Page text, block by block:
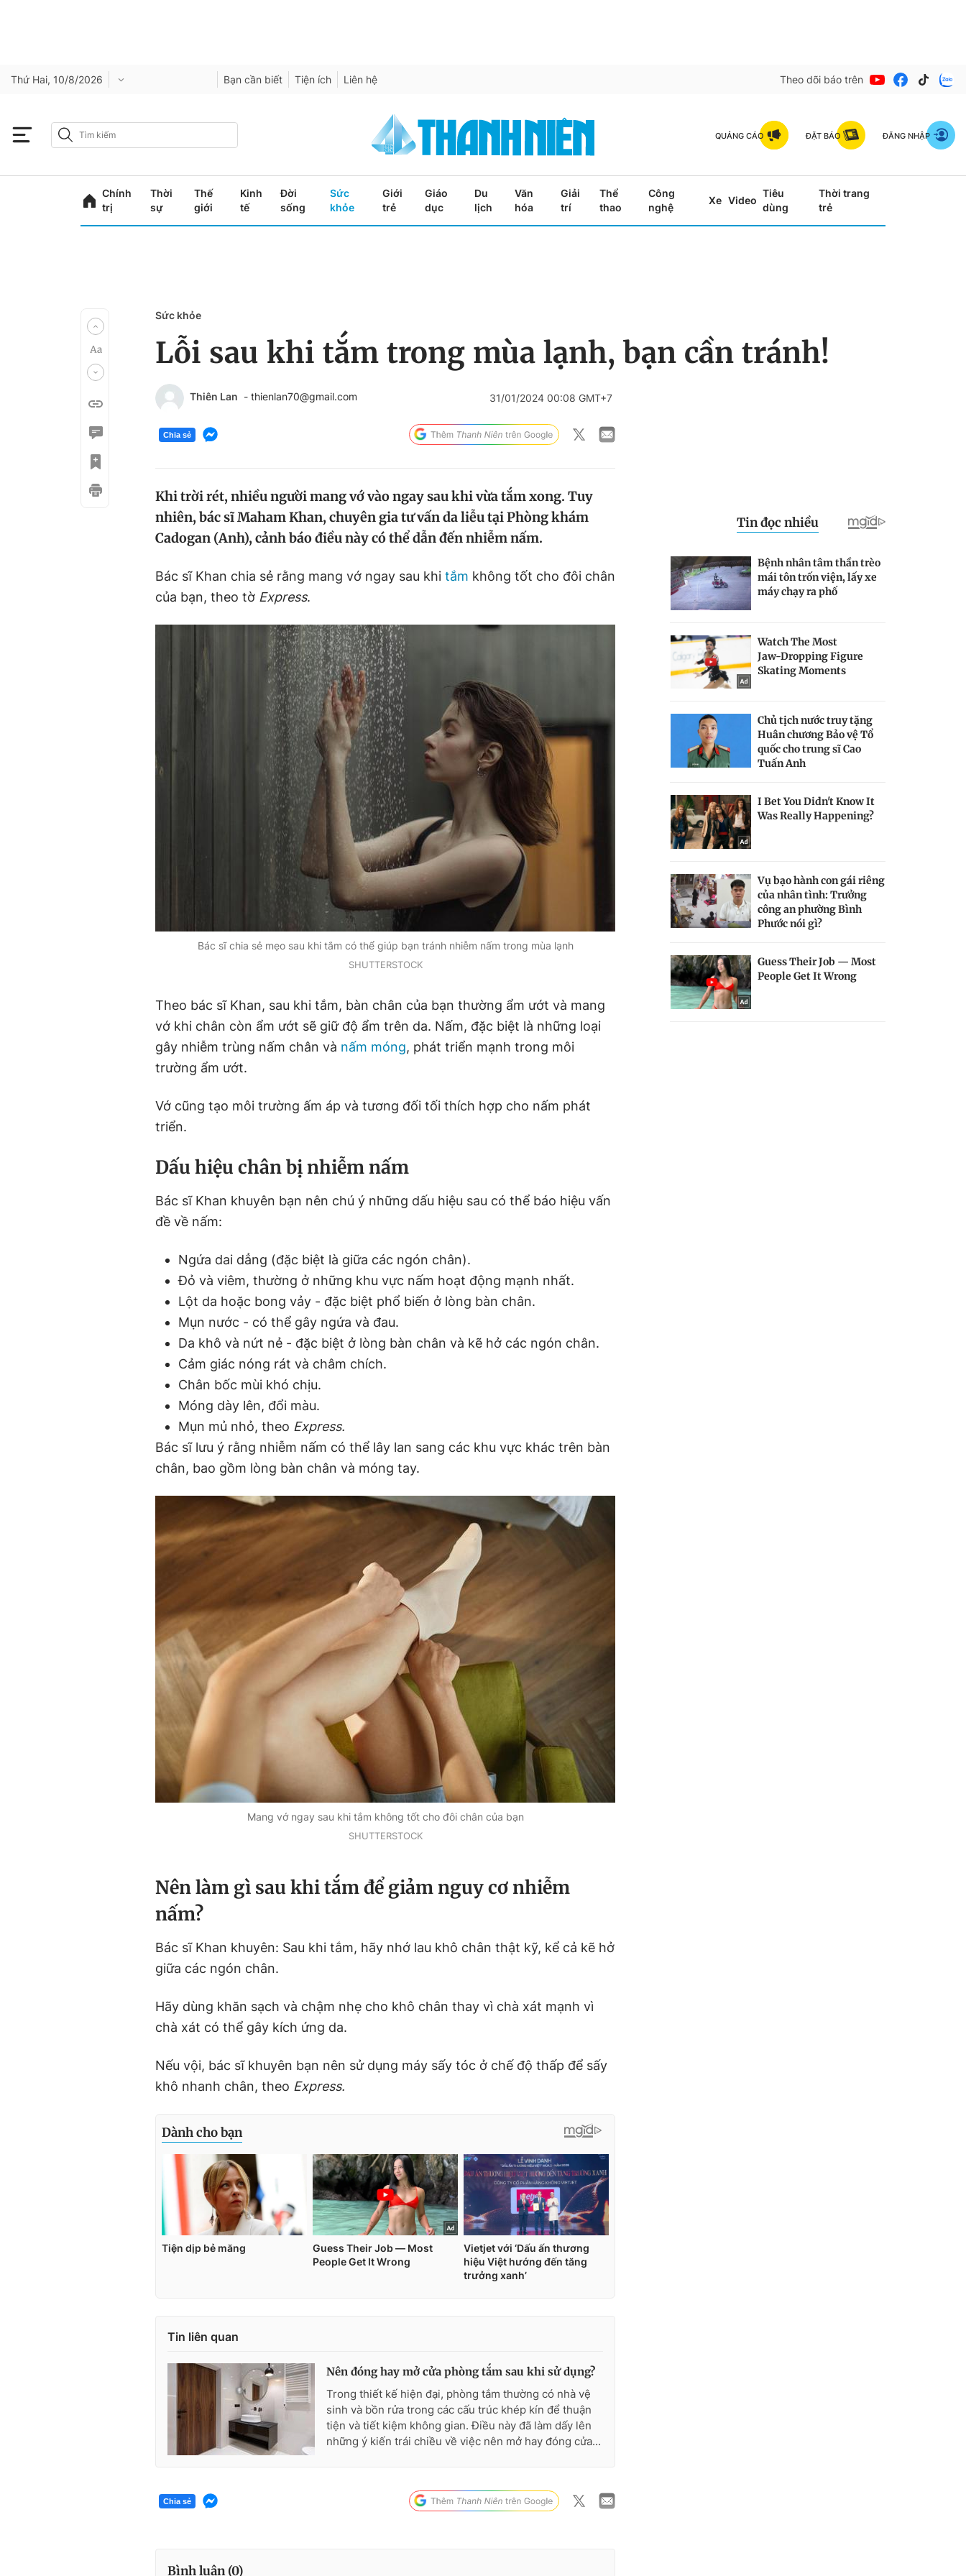
Thứ Hai, 10/8/2026 Bạn cần biết Tiện ích Liên hệ Theo dõi báo trên
QUẢNG CÁO ĐẶT BÁO ĐĂNG NHẬP
Chính
trị
Thời
sự
Thế
giới
Kinh
tế
Đời
sống
Sức
khỏe
Giới
trẻ
Giáo
dục
Du
lịch
Văn
hóa
Giải
trí
Thể
thao
Công
nghệ
Xe Video
Tiêu
dùng
Thời trang
trẻ
Sức khỏe
Lỗi sau khi tắm trong mùa lạnh, bạn cần tránh!
Thiên Lan - thienlan70@gmail.com 31/01/2024 00:08 GMT+7
Chia sẻ
Khi trời rét, nhiều người mang vớ vào ngay sau khi vừa tắm xong. Tuy
nhiên, bác sĩ Maham Khan, chuyên gia tư vấn da liễu tại Phòng khám
Cadogan (Anh), cảnh báo điều này có thể dẫn đến nhiễm nấm.
Bác sĩ Khan chia sẻ rằng mang vớ ngay sau khi tắm không tốt cho đôi chân
của bạn, theo tờ Express.
Bác sĩ chia sẻ mẹo sau khi tắm có thể giúp bạn tránh nhiễm nấm trong mùa lạnh
SHUTTERSTOCK
Theo bác sĩ Khan, sau khi tắm, bàn chân của bạn thường ẩm ướt và mang
vớ khi chân còn ẩm ướt sẽ giữ độ ẩm trên da. Nấm, đặc biệt là những loại
gây nhiễm trùng nấm chân và nấm móng, phát triển mạnh trong môi
trường ẩm ướt.
Vớ cũng tạo môi trường ấm áp và tương đối tối thích hợp cho nấm phát
triển.
Dấu hiệu chân bị nhiễm nấm
Bác sĩ Khan khuyên bạn nên chú ý những dấu hiệu sau có thể báo hiệu vấn
đề về nấm:
Ngứa dai dẳng (đặc biệt là giữa các ngón chân).
Đỏ và viêm, thường ở những khu vực nấm hoạt động mạnh nhất.
Lột da hoặc bong vảy - đặc biệt phổ biến ở lòng bàn chân.
Mụn nước - có thể gây ngứa và đau.
Da khô và nứt nẻ - đặc biệt ở lòng bàn chân và kẽ hở các ngón chân.
Cảm giác nóng rát và châm chích.
Chân bốc mùi khó chịu.
Móng dày lên, đổi màu.
Mụn mủ nhỏ, theo Express.
Bác sĩ lưu ý rằng nhiễm nấm có thể lây lan sang các khu vực khác trên bàn
chân, bao gồm lòng bàn chân và móng tay.
Mang vớ ngay sau khi tắm không tốt cho đôi chân của bạn
SHUTTERSTOCK
Nên làm gì sau khi tắm để giảm nguy cơ nhiễm
nấm?
Bác sĩ Khan khuyên: Sau khi tắm, hãy nhớ lau khô chân thật kỹ, kể cả kẽ hở
giữa các ngón chân.
Hãy dùng khăn sạch và chậm nhẹ cho khô chân thay vì chà xát mạnh vì
chà xát có thể gây kích ứng da.
Nếu vội, bác sĩ khuyên bạn nên sử dụng máy sấy tóc ở chế độ thấp để sấy
khô nhanh chân, theo Express.
Tin liên quan
Nên đóng hay mở cửa phòng tắm sau khi sử dụng?
Trong thiết kế hiện đại, phòng tắm thường có nhà vệ
sinh và bồn rửa trong các cấu trúc khép kín để thuận
tiện và tiết kiệm không gian. Điều này đã làm dấy lên
những ý kiến trái chiều về việc nên mở hay đóng cửa...
Chia sẻ
Bình luận (0)